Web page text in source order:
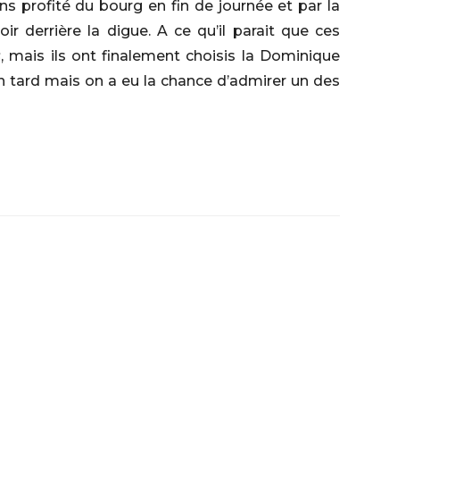
profité du bourg en fin de journée et par la
derrière la digue. A ce qu’il parait que ces
, mais ils ont finalement choisis la Dominique
mais on a eu la chance d’admirer un des